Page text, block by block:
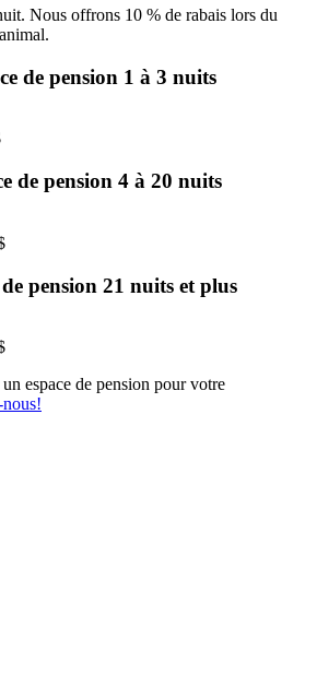
Nous offrons 10 % de rabais lors du
de pension 1 à 3 nuits
de pension 4 à 20 nuits
pension 21 nuits et plus
espace de pension pour votre